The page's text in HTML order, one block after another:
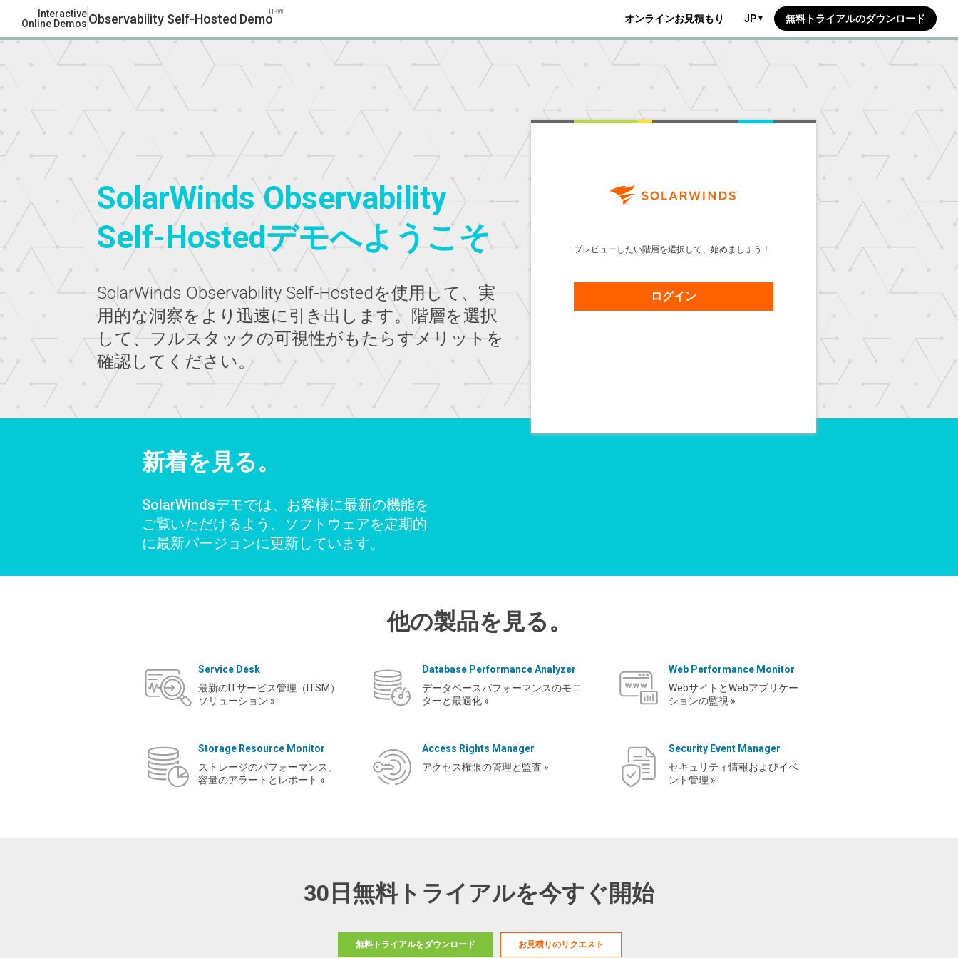
Interactive
Online Demos Observability Self-Hosted DemoUSW
オンラインお見積もり JP ▼ 無料トライアルのダウンロード
プレビューしたい階層を選択して、始めましょう！
ログイン
SolarWinds Observability
Self-Hostedデモへようこそ
SolarWinds Observability Self-Hostedを使用して、実
用的な洞察をより迅速に引き出します。階層を選択
して、フルスタックの可視性がもたらすメリットを
確認してください。
新着を見る。
SolarWindsデモでは、お客様に最新の機能を
ご覧いただけるよう、ソフトウェアを定期的
に最新バージョンに更新しています。
他の製品を見る。
Service Desk
最新のITサービス管理（ITSM）
ソリューション »
Database Performance Analyzer
データベースパフォーマンスのモニ
ターと最適化 »
Web Performance Monitor
WebサイトとWebアプリケー
ションの監視 »
Storage Resource Monitor
ストレージのパフォーマンス、
容量のアラートとレポート »
Access Rights Manager
アクセス権限の管理と監査 »
Security Event Manager
セキュリティ情報およびイベ
ント管理 »
30日無料トライアルを今すぐ開始
無料トライアルをダウンロード お見積りのリクエスト